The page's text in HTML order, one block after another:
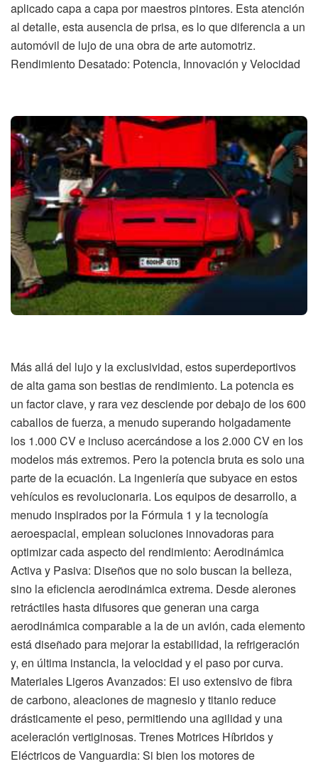
aplicado capa a capa por maestros pintores. Esta atención
al detalle, esta ausencia de prisa, es lo que diferencia a un
automóvil de lujo de una obra de arte automotriz.
Rendimiento Desatado: Potencia, Innovación y Velocidad
Más allá del lujo y la exclusividad, estos superdeportivos
de alta gama son bestias de rendimiento. La potencia es
un factor clave, y rara vez desciende por debajo de los 600
caballos de fuerza, a menudo superando holgadamente
los 1.000 CV e incluso acercándose a los 2.000 CV en los
modelos más extremos. Pero la potencia bruta es solo una
parte de la ecuación. La ingeniería que subyace en estos
vehículos es revolucionaria. Los equipos de desarrollo, a
menudo inspirados por la Fórmula 1 y la tecnología
aeroespacial, emplean soluciones innovadoras para
optimizar cada aspecto del rendimiento: Aerodinámica
Activa y Pasiva: Diseños que no solo buscan la belleza,
sino la eficiencia aerodinámica extrema. Desde alerones
retráctiles hasta difusores que generan una carga
aerodinámica comparable a la de un avión, cada elemento
está diseñado para mejorar la estabilidad, la refrigeración
y, en última instancia, la velocidad y el paso por curva.
Materiales Ligeros Avanzados: El uso extensivo de fibra
de carbono, aleaciones de magnesio y titanio reduce
drásticamente el peso, permitiendo una agilidad y una
aceleración vertiginosas. Trenes Motrices Híbridos y
Eléctricos de Vanguardia: Si bien los motores de